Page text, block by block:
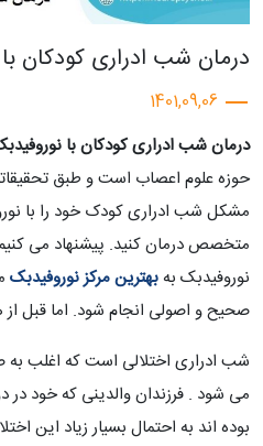
درمان شب ادراری کودکان
1401,09,06
درمان شب ادراری کودکان با
حوزه علوم اعصاب است و طبق
مشکل شب ادراری کودک خود را با
متخصص درمان کنید. پیشنهاد می کنیم
نوروفیدبک به بهترین مرکز نوروفیدبک
صحیح و اصولی انجام شود. اما قبل از
شب ادراری اختلالی است که اغلب به
می شود . فرزندان والدینی که خود
بوده اند به احتمال بسیار زیاد این